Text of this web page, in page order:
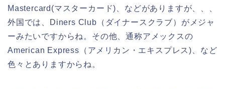
Mastercard(マスターカード)、などがありますが、、、
外国では、Diners Club（ダイナースクラブ）がメジャ
ーみたいですからね。その他、通称アメックスの
American Express（アメリカン・エキスプレス)、など
色々とありますからね。